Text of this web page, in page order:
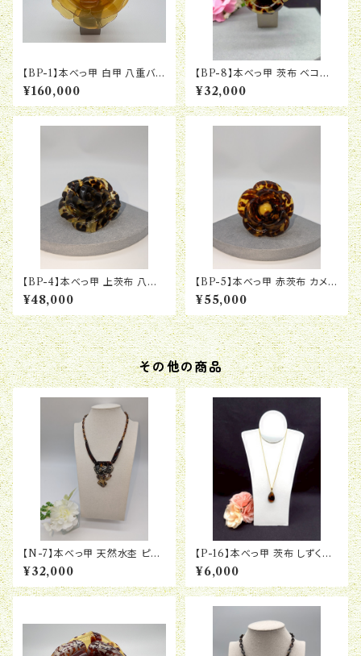
【BP-1】本べっ甲 白甲 八重バラ
ブローチペンダント
¥160,000
【BP-8】本べっ甲 茨布 ベコニ
ア ブローチペンダント
¥32,000
【BP-4】本べっ甲 上茨布 八重
バラ ブローチペンダント
¥48,000
【BP-5】本べっ甲 赤茨布 カメリ
ア ブローチペンダント
¥55,000
その他の商品
【N-7】本べっ甲 天然水杢 ピン
キーブラ 角 ネックレス
¥32,000
【P-16】本べっ甲 茨布 しずく型
ペンダント(金具チェーン付き)
¥6,000